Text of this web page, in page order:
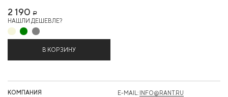
2 190 Р
НАШЛИ ДЕШЕВЛЕ?
В КОРЗИНУ
КОМПАНИЯ E-MAIL: INFO@RANT.RU